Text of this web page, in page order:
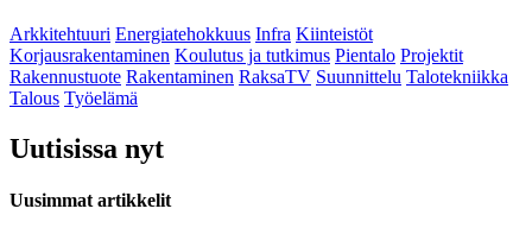
Arkkitehtuuri Energiatehokkuus Infra Kiinteistöt
Korjausrakentaminen Koulutus ja tutkimus Pientalo Projektit
Rakennustuote Rakentaminen RaksaTV Suunnittelu Talotekniikka
Talous Työelämä
Uutisissa nyt
Uusimmat artikkelit